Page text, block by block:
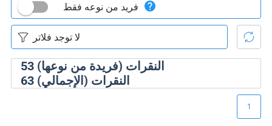
53 النقرات (فريدة من نوعها)
63 النقرات (الإجمالي)
فريد من نوعه فقط
1